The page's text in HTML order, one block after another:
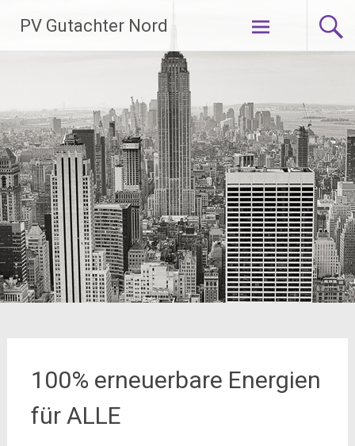
Inhalt
springen
PV Gutachter Nord
100% erneuerbare Energien
für ALLE